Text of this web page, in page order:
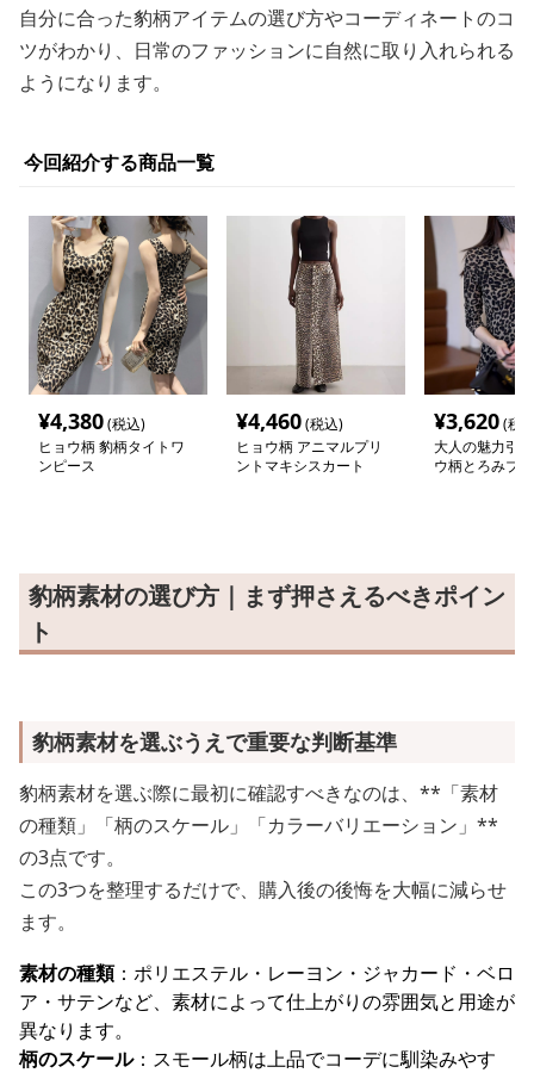
自分に合った豹柄アイテムの選び方やコーディネートのコ
ツがわかり、日常のファッションに自然に取り入れられる
ようになります。
今回紹介する商品一覧
¥4,380(税込)
ヒョウ柄 豹柄タイトワ
ンピース
¥4,460(税込)
ヒョウ柄 アニマルプリ
ントマキシスカート
¥3,620(税
大人の魅力引
ウ柄とろみブ
豹柄素材の選び方｜まず押さえるべきポイン
ト
豹柄素材を選ぶうえで重要な判断基準
豹柄素材を選ぶ際に最初に確認すべきなのは、**「素材
の種類」「柄のスケール」「カラーバリエーション」**
の3点です。
この3つを整理するだけで、購入後の後悔を大幅に減らせ
ます。
素材の種類：ポリエステル・レーヨン・ジャカード・ベロ
ア・サテンなど、素材によって仕上がりの雰囲気と用途が
異なります。
柄のスケール：スモール柄は上品でコーデに馴染みやす